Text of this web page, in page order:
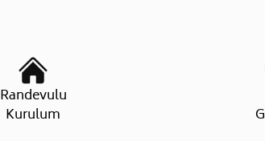
Randevulu
Kurulum